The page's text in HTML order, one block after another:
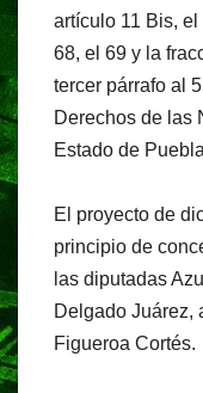
artículo 11 Bis,
68, el 69 y la
tercer párrafo al
Derechos de las
Estado de
El proyecto de
principio de
las diputadas
Delgado Juárez,
Figueroa Cortés.